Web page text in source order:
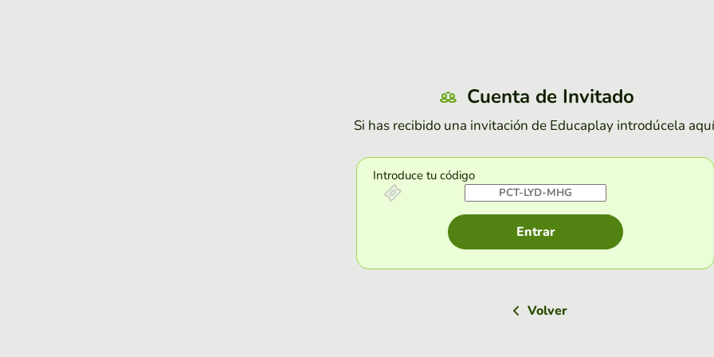
Cuenta de Invitado
Si has recibido una invitación de Educaplay introdúcela
Introduce tu código
Entrar
Volver